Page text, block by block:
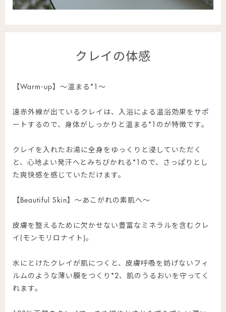
クレイの体感
【Warm-up】～温まる*1～
遠赤外線が出ているクレイは、入浴による温浴効果をサポ
ートするので、身体がしっかりと温まる*1のが特徴です。
クレイを入れたお湯に全身をゆっくりと浸していただく
と、心地よい発汗へとみちびかれる*1ので、さっぱりとし
た爽快感を感じていただけます。
【Beautiful Skin】〜あこがれの素肌へ〜
皮膚を整えるために欠かせない豊富なミネラルを含むクレ
イ(モンモリロナイト)。
水にとけたクレイが肌につくと、皮膚呼吸を妨げないフィ
ルムのような薄い膜をつくり*2、肌のうるおいを守ってく
れます。